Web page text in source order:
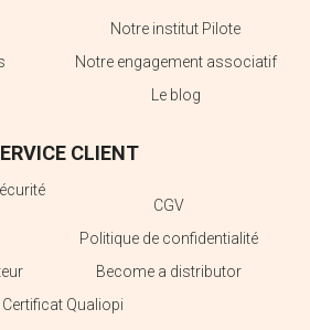
Notre institut Pilote
Notre engagement associatif
Le blog
CLIENT
CGV
Politique de confidentialité
Become a distributor
Certificat Qualiopi